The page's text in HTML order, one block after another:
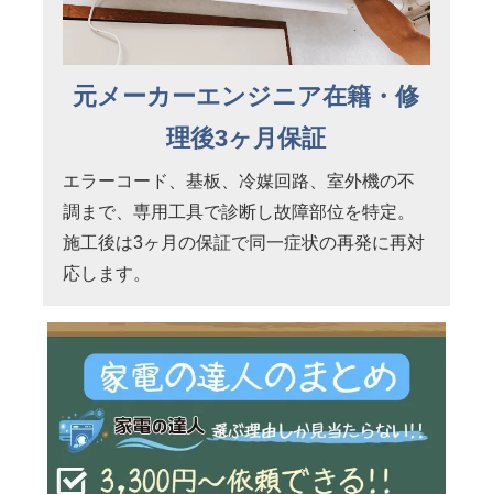
元メーカーエンジニア在籍・修
理後3ヶ月保証
エラーコード、基板、冷媒回路、室外機の不
調まで、専用工具で診断し故障部位を特定。
施工後は3ヶ月の保証で同一症状の再発に再対
応します。